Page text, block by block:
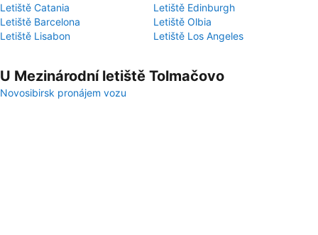
Letiště Catania
Letiště Edinburgh
Letiště Barcelona
Letiště Olbia
Letiště Lisabon
Letiště Los Angeles
U Mezinárodní letiště Tolmačovo
Novosibirsk pronájem vozu